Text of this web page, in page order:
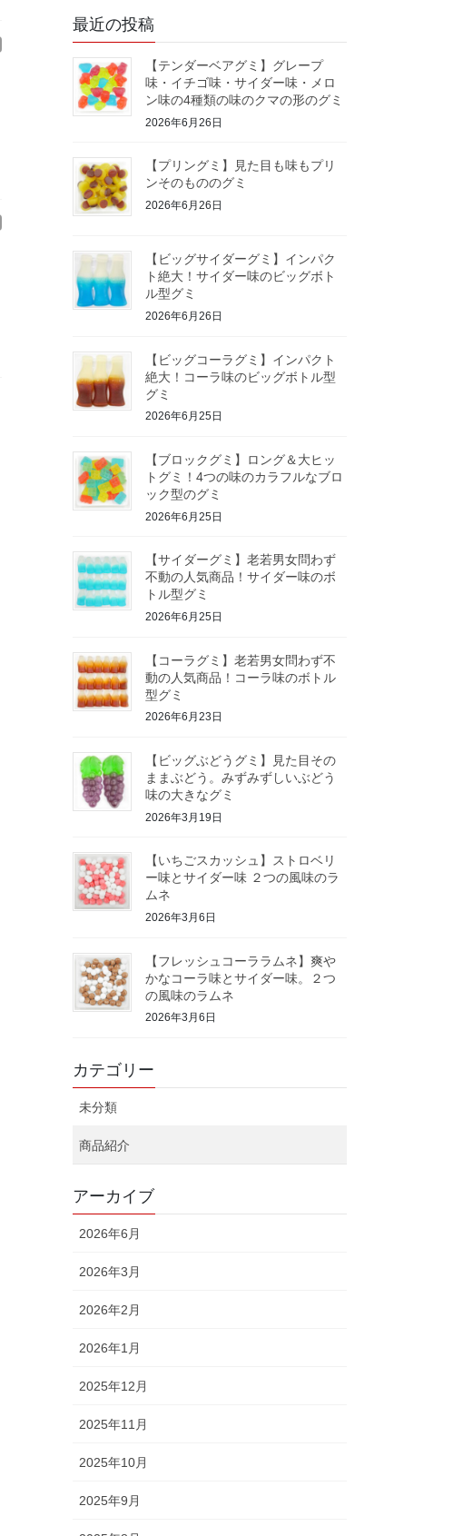
最近の投稿
【テンダーベアグミ】グレープ
味・イチゴ味・サイダー味・メロ
ン味の4種類の味のクマの形のグミ
2026年6月26日
【プリングミ】見た目も味もプリ
ンそのもののグミ
2026年6月26日
【ビッグサイダーグミ】インパク
ト絶大！サイダー味のビッグボト
ル型グミ
2026年6月26日
【ビッグコーラグミ】インパクト
絶大！コーラ味のビッグボトル型
グミ
2026年6月25日
【ブロックグミ】ロング＆大ヒッ
トグミ！4つの味のカラフルなブロ
ック型のグミ
2026年6月25日
【サイダーグミ】老若男女問わず
不動の人気商品！サイダー味のボ
トル型グミ
2026年6月25日
【コーラグミ】老若男女問わず不
動の人気商品！コーラ味のボトル
型グミ
2026年6月23日
【ビッグぶどうグミ】見た目その
ままぶどう。みずみずしいぶどう
味の大きなグミ
2026年3月19日
【いちごスカッシュ】ストロベリ
ー味とサイダー味 ２つの風味のラ
ムネ
2026年3月6日
【フレッシュコーララムネ】爽や
かなコーラ味とサイダー味。２つ
の風味のラムネ
2026年3月6日
カテゴリー
未分類
商品紹介
アーカイブ
2026年6月
2026年3月
2026年2月
2026年1月
2025年12月
2025年11月
2025年10月
2025年9月